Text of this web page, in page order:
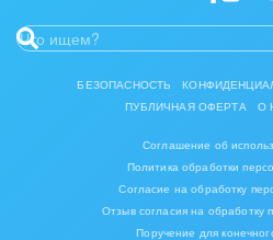
БЕЗОПАСНОСТЬ
ПУБЛИЧНАЯ ОФЕРТА
О
Соглашение об
Политика обработки
Согласие на обработку
Отзыв согласия на обработку
Поручение для